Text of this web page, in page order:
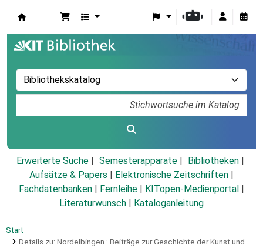
Erweiterte Suche Semesterapparate
Bibliotheken
Aufsätze & Papers
Elektronische Zeitschriften
Fachdatenbanken
Fernleihe KITopen-Medienportal
Literaturwunsch
Kataloganleitung
Start
Details zu: Nordelbingen : Beiträge zur Geschichte der Kunst und